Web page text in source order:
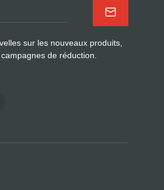
sur les nouveaux produits,
de réduction.